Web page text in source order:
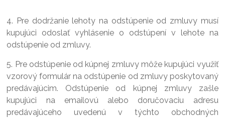
4. Pre dodržanie lehoty na odstúpenie od zmluvy musí
kupujúci odoslať vyhlásenie o odstúpení v lehote na
odstúpenie od zmluvy.
5. Pre odstúpenie od kúpnej zmluvy môže kupujúci využiť
vzorový formulár na odstúpenie od zmluvy poskytovaný
predávajúcim. Odstúpenie od kúpnej zmluvy zašle
kupujúci na emailovú alebo doručovaciu adresu
predávajúceho uvedenú v týchto obchodných